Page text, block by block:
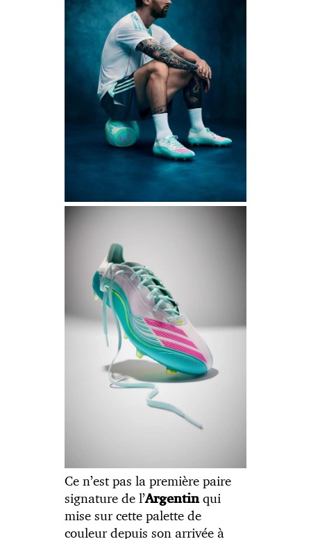
Ce n’est pas la première paire
signature de l’Argentinqui
mise sur cette palette de
couleur depuis son arrivée à